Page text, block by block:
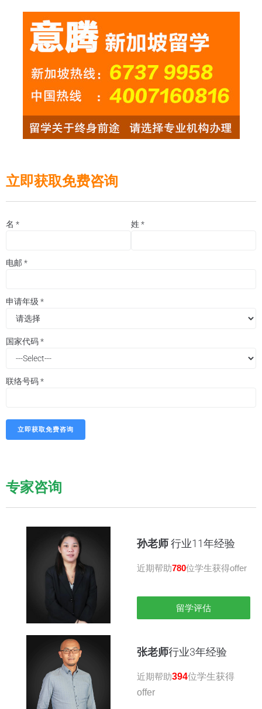
立即获取免费咨询
名 * 姓 *
电邮*
申请年级 *
国家代码*
联络号码*
立即获取免费咨询
专家咨询
孙老师行业11年经验
近期帮助780位学生获得offer
留学评估
张老师行业3年经验
近期帮助394位学生获得
offer